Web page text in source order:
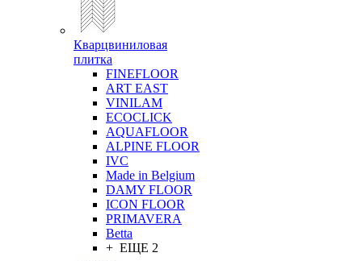
Кварцвиниловая
плитка
FINEFLOOR
ART EAST
VINILAM
ECOCLICK
AQUAFLOOR
ALPINE FLOOR
IVC
Made in Belgium
DAMY FLOOR
ICON FLOOR
PRIMAVERA
Betta
+ ЕЩЕ 2